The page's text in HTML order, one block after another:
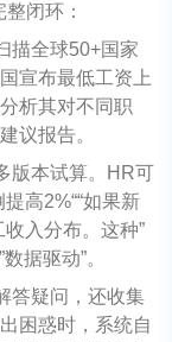
整闭环：
描全球50+国家
宣布最低工资上
析其对不同职
议报告。
版本试算。 HR可
提高2%““如果新
入分布。这种”
”数据驱动”。
答疑问，还收集
困惑时，系统自